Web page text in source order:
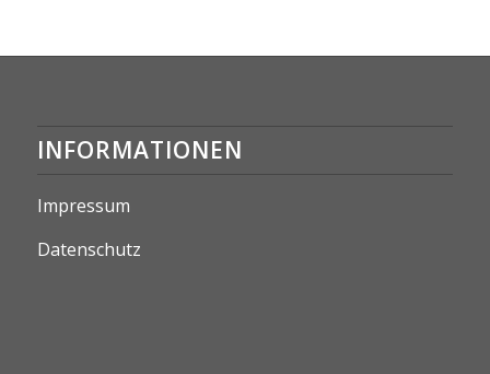
INFORMATIONEN
Impressum
Datenschutz